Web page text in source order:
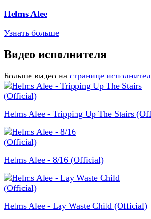
Helms Alee
Узнать больше
Видео исполнителя
Больше видео на странице
Helms Alee - Tripping Up The Stairs
Helms Alee - 8/16 (Official)
Helms Alee - Lay Waste Child (Official)